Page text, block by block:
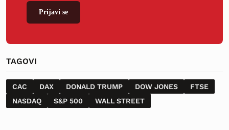
Prijavi se
TAGOVI
CAC DAX DONALD TRUMP DOW JONES
FTSE
NASDAQ
S&P 500 WALL STREET